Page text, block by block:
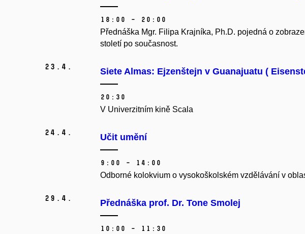
18:00 – 20:00
Přednáška Mgr. Filipa Krajníka, Ph.D. pojedná o
století po současnost.
23. 4. Siete Almas: Ejzenštejn v Guanajuatu (
20:30
V Univerzitním kině Scala
24. 4. Učit umění
9:00 – 14:00
Odborné kolokvium o vysokoškolském vzdělávání v
29. 4. Přednáška prof. Dr. Tone Smolej
10:00 – 11:30